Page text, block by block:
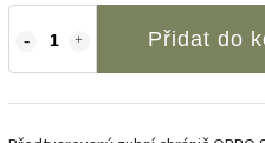
Přidat do